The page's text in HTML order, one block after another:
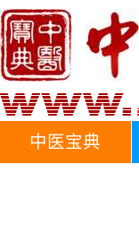
中医宝典